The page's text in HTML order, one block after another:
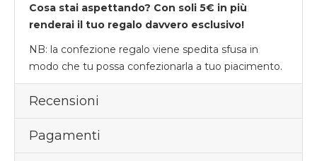
Cosa stai aspettando? Con soli 5€ in più
renderai il tuo regalo davvero esclusivo!
NB: la confezione regalo viene spedita sfusa in
modo che tu possa confezionarla a tuo piacimento.
Recensioni
Pagamenti